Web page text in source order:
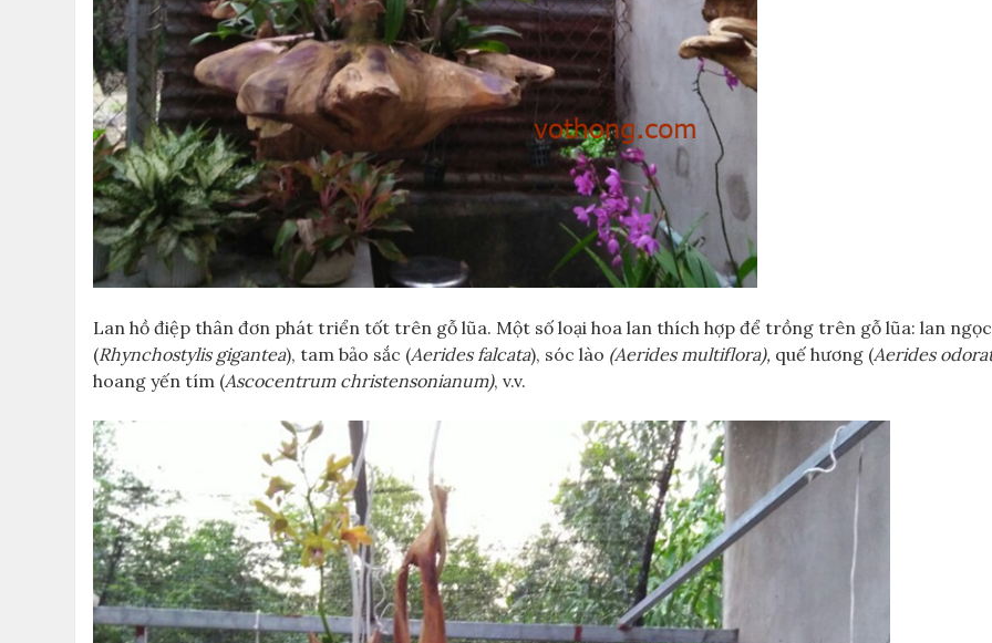
Lan hồ điệp thân đơn phát triển tốt trên gỗ lũa. Một số loại hoa lan thích hợp để trồng trên gỗ lũa: lan
(Rhynchostylis gigantea), tam bảo sắc (Aerides falcata), sóc lào (Aerides multiflora), quế hương (Aerides
hoang yến tím (Ascocentrum christensonianum), v.v.